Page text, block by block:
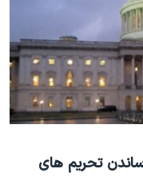
تحریم های